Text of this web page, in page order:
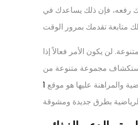
رفعه، فإن ذلك يساعدك في
لن يكون الأمر فعالاً إذا
مجموعة متنوعة من
والمراهنة عليها هو موقع